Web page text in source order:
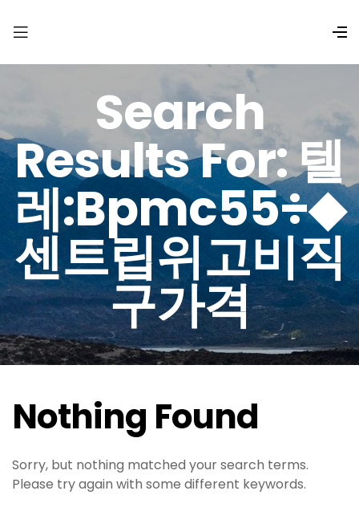
Search
Results For: 텔
레:bpmc55÷◆
센트립위고비직
구가격
Nothing Found
Sorry, but nothing matched your search terms.
Please try again with some different keywords.